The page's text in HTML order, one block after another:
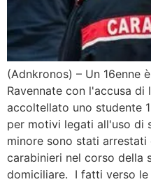
(Adnkronos) – Un 16enne
Ravennate con l'accusa
accoltellato uno studente
per motivi legati all'uso di
minore sono stati
carabinieri nel corso della
domiciliare. I fatti verso